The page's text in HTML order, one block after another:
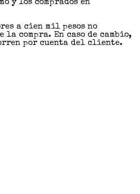
y los comprados en
a cien mil pesos no
la compra. En caso de cambio,
por cuenta del cliente.